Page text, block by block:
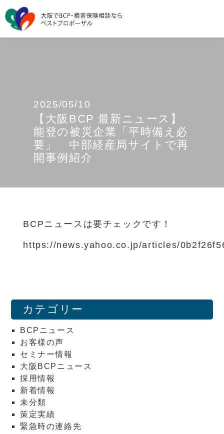
2025/05/10
【大阪BCP 最新ニュース】
能登の被災企業「平時備え必
要」 中部経産局サイトで再
開事例紹介
BCPニュースは要チェックです！
https://news.yahoo.co.jp/articles/
カテゴリー
BCPニュース
お客様の声
セミナー情報
大阪BCPニュース
採用情報
新着情報
未分類
策定実績
緊急時の連絡先